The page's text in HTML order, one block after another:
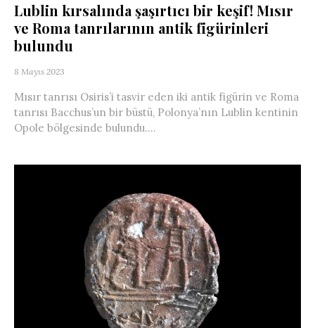
Lublin kırsalında şaşırtıcı bir keşif! Mısır
ve Roma tanrılarının antik figürinleri
bulundu
8 Mayıs 2023
Mısır tanrısı Osiris’i tasvir eden iki antik figürin ve Roma
tanrısı Bacchus’un bir büstü, Polonya’nın Lublin kentinin
Opole bölgesinde bulundu....